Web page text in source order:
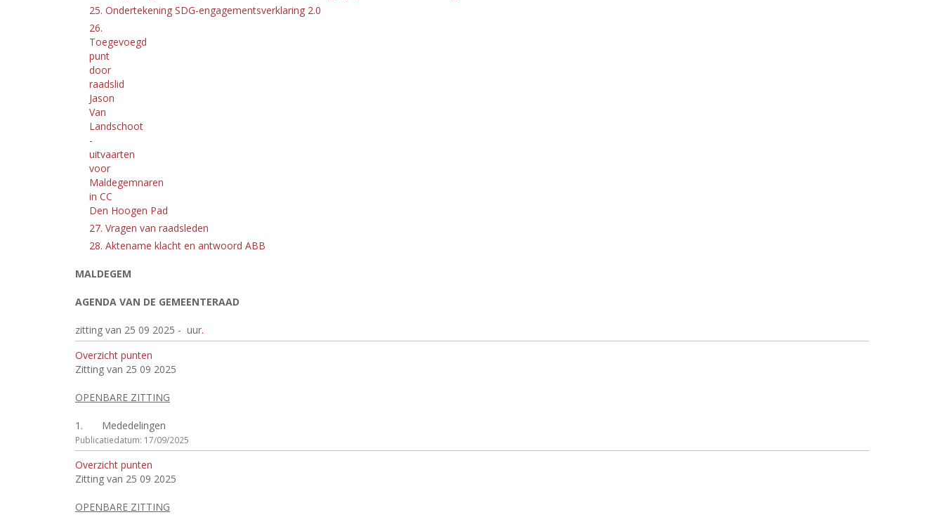
25. Ondertekening SDG-engagementsverklaring 2.0
26.
Toegevoegd
punt
door
raadslid
Jason
Van
Landschoot
-
uitvaarten
voor
Maldegemnaren
in CC
Den Hoogen Pad
27. Vragen van raadsleden
28. Aktename klacht en antwoord ABB
MALDEGEM
AGENDA VAN DE GEMEENTERAAD
zitting van 25 09 2025 - uur.
Overzicht punten
Zitting van 25 09 2025
OPENBARE ZITTING
1. Mededelingen
Publicatiedatum: 17/09/2025
Overzicht punten
Zitting van 25 09 2025
OPENBARE ZITTING